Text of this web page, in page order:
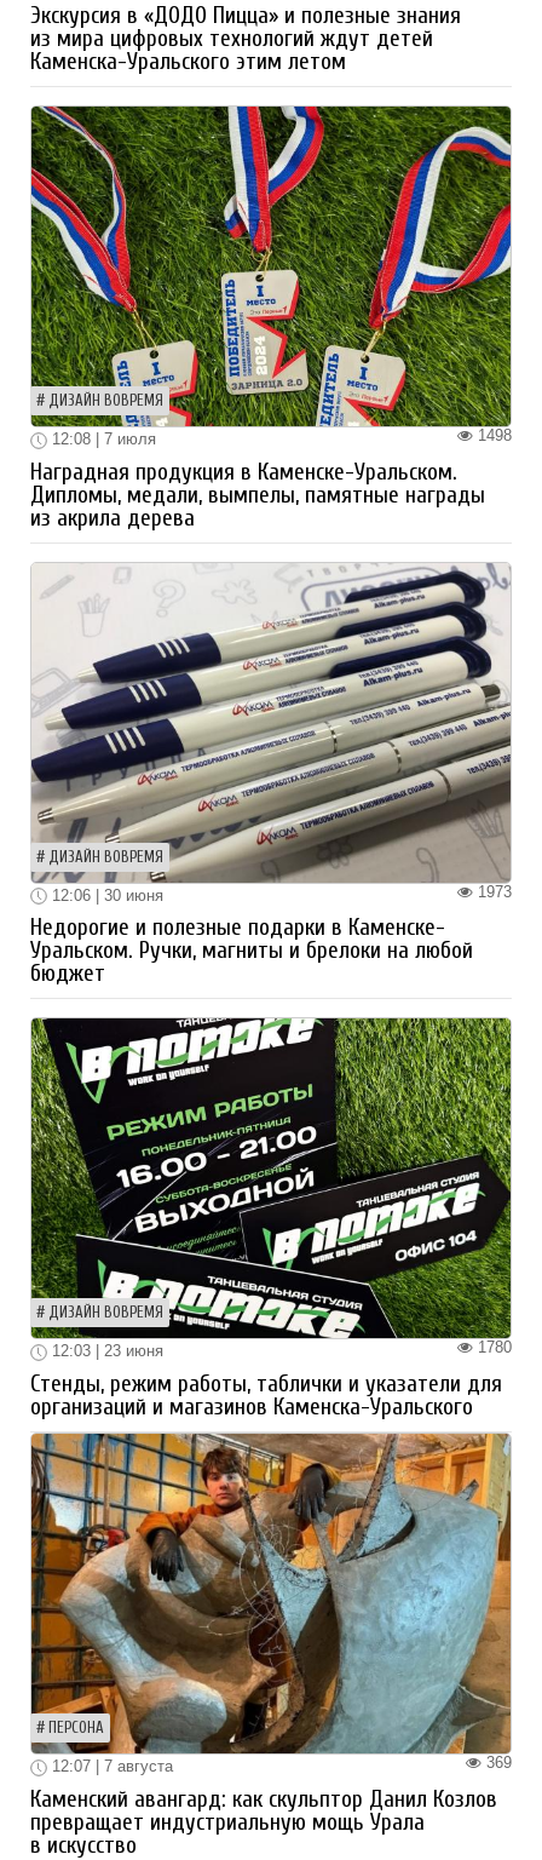
Экскурсия в «ДОДО Пицца» и полезные знания
из мира цифровых технологий ждут детей
Каменска-Уральского этим летом
ДИЗАЙН ВОВРЕМЯ
1498
12:08 | 7 июля
Наградная продукция в Каменске-Уральском.
Дипломы, медали, вымпелы, памятные награды
из акрила дерева
ДИЗАЙН ВОВРЕМЯ
1973
12:06 | 30 июня
Недорогие и полезные подарки в Каменске-
Уральском. Ручки, магниты и брелоки на любой
бюджет
ДИЗАЙН ВОВРЕМЯ
1780
12:03 | 23 июня
Стенды, режим работы, таблички и указатели для
организаций и магазинов Каменска-Уральского
ПЕРСОНА
369
12:07 | 7 августа
Каменский авангард: как скульптор Данил Козлов
превращает индустриальную мощь Урала
в искусство